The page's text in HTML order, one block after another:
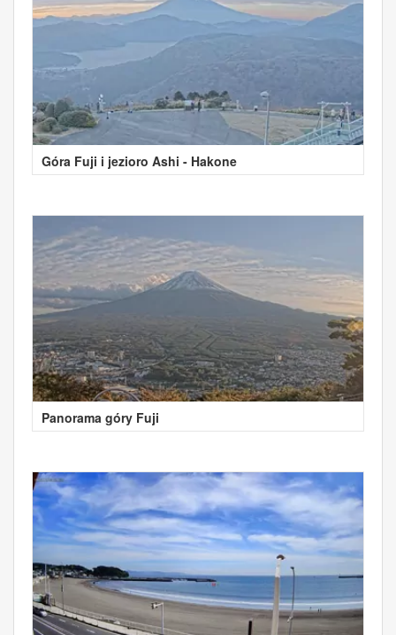
Góra Fuji i jezioro Ashi - Hakone
Panorama góry Fuji